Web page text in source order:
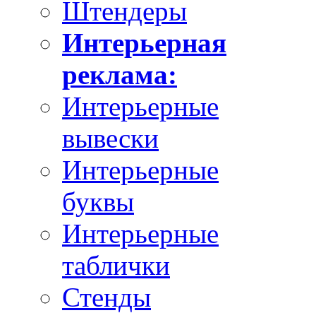
Штендеры
Интерьерная
реклама:
Интерьерные
вывески
Интерьерные
буквы
Интерьерные
таблички
Стенды